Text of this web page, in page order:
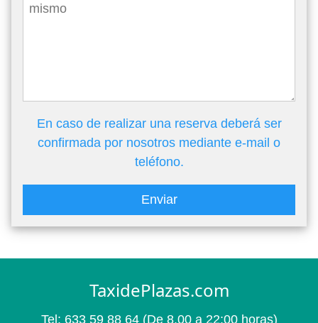
En caso de realizar una reserva deberá ser
confirmada por nosotros mediante e-mail o
teléfono.
Enviar
TaxidePlazas.com
Tel: 633 59 88 64 (De 8.00 a 22:00 horas)